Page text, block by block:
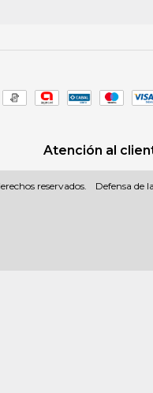
Atención al
reservados. Defensa de